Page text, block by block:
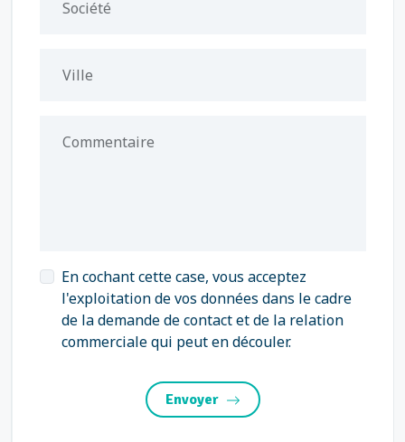
Société
Ville
Commentaire
En cochant cette case, vous acceptez
l'exploitation de vos données dans le cadre
de la demande de contact et de la relation
commerciale qui peut en découler.
Envoyer